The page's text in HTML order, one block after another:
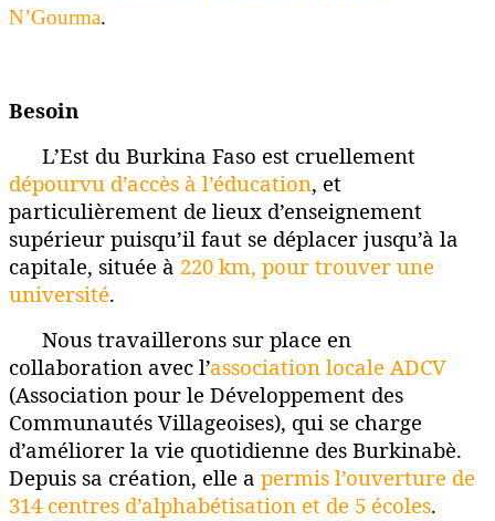
N’Gourma.
Besoin
L’Est du Burkina Faso est cruellement
dépourvu d’accès à l’éducation, et
particulièrement de lieux d’enseignement
supérieur puisqu’il faut se déplacer jusqu’à la
capitale, située à 220 km, pour trouver une
université.
Nous travaillerons sur place en
collaboration avec l’association locale ADCV
(Association pour le Développement des
Communautés Villageoises), qui se charge
d’améliorer la vie quotidienne des Burkinabè.
Depuis sa création, elle a permis l’ouverture de
314 centres d’alphabétisation et de 5 écoles.